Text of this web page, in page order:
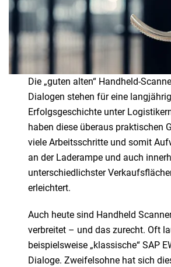
Die „guten alten“ Handheld-
Dialogen stehen für eine
Erfolgsgeschichte unter
haben diese überaus praktischen
viele Arbeitsschritte und somit
an der Laderampe und auch
unterschiedlichster
erleichtert.
Auch heute sind Handheld
verbreitet – und das zurecht. Oft
beispielsweise „klassische“ SAP
Dialoge. Zweifelsohne hat sich